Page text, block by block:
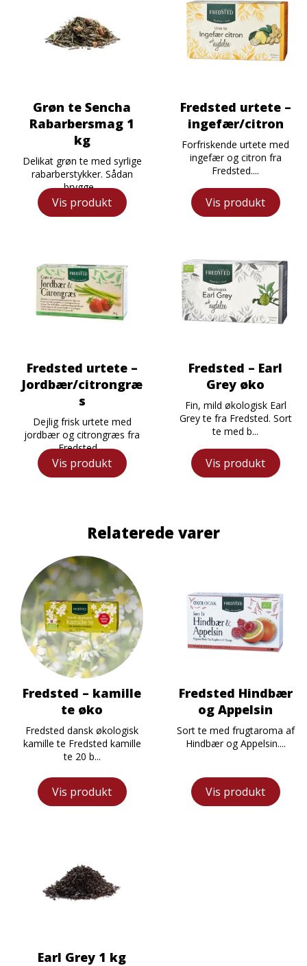
Grøn te Sencha
Rabarbersmag 1
kg
Delikat grøn te med syrlige
rabarberstykker. Sådan
brygge...
Vis produkt
Fredsted urtete –
ingefær/citron
Forfriskende urtete med
ingefær og citron fra
Fredsted....
Vis produkt
Fredsted urtete –
Jordbær/citrongræ
s
Dejlig frisk urtete med
jordbær og citrongræs fra
Fredsted....
Vis produkt
Fredsted – Earl
Grey øko
Fin, mild økologisk Earl
Grey te fra Fredsted. Sort
te med b...
Vis produkt
Relaterede varer
Fredsted – kamille
te øko
Fredsted dansk økologisk
kamille te Fredsted kamille
te 20 b...
Vis produkt
Fredsted Hindbær
og Appelsin
Sort te med frugtaroma af
Hindbær og Appelsin....
Vis produkt
Earl Grey 1 kg